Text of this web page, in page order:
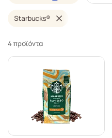
Starbucks®
4 προϊόντα